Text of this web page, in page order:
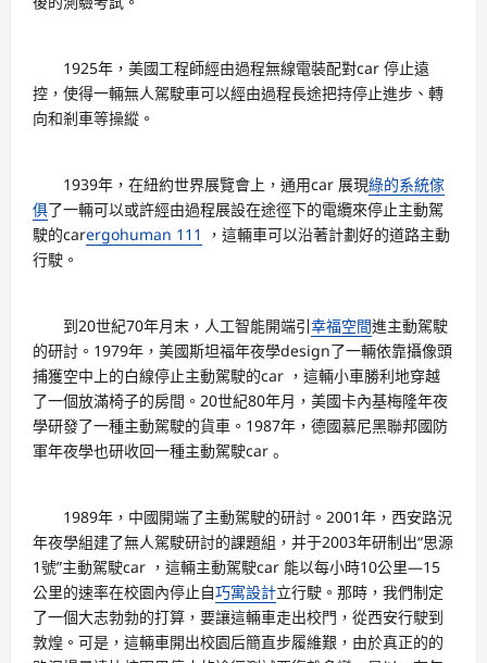
1925年，美國工程師經由過程無線電裝配對car 停止遠
控，使得一輛無人駕駛車可以經由過程長途把持停止進步、轉
向和剎車等操縱。
1939年，在紐約世界展覽會上，通用car 展現綠的系統傢
俱了一輛可以或許經由過程展設在途徑下的電纜來停止主動駕
駛的carergohuman 111
，這輛車可以沿著計劃好的道路主動
行駛。
到20世紀70年月末，人工智能開端引幸福空間進主動駕駛
的研討。1979年，美國斯坦福年夜學design了一輛依靠攝像頭
捕獲空中上的白線停止主動駕駛的car ，這輛小車勝利地穿越
了一個放滿椅子的房間。20世紀80年月，美國卡內基梅隆年夜
學研發了一種主動駕駛的貨車。1987年，德國慕尼黑聯邦國防
軍年夜學也研收回一種主動駕駛car 。
1989年，中國開端了主動駕駛的研討。2001年，西安路況
年夜學組建了無人駕駛研討的課題組，并于2003年研制出“思源
1號”主動駕駛car ，這輛主動駕駛car 能以每小時10公里—15
公里的速率在校園內停止自巧寓設計立行駛。那時，我們制定
了一個大志勃勃的打算，要讓這輛車走出校門，從西安行駛到
敦煌。可是，這輛車開出校園后簡直步履維艱，由於真正的的